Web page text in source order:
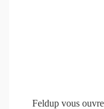
Feldup vous